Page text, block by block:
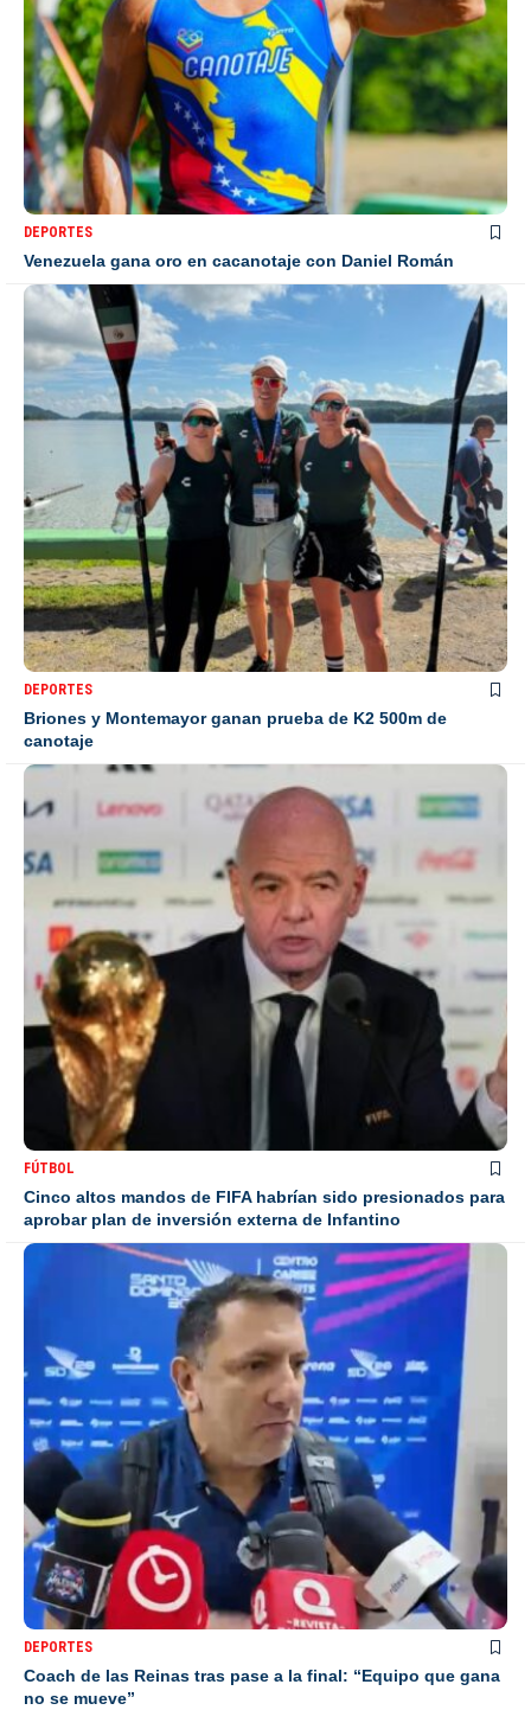
DEPORTES
Venezuela gana oro en cacanotaje con Daniel Román
DEPORTES
Briones y Montemayor ganan prueba de K2 500m de
canotaje
FÚTBOL
Cinco altos mandos de FIFA habrían sido presionados para
aprobar plan de inversión externa de Infantino
DEPORTES
Coach de las Reinas tras pase a la final: “Equipo que gana
no se mueve”